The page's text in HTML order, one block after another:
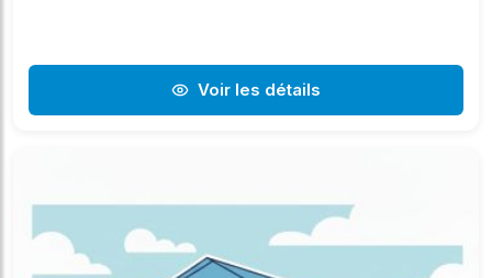
Voir les détails